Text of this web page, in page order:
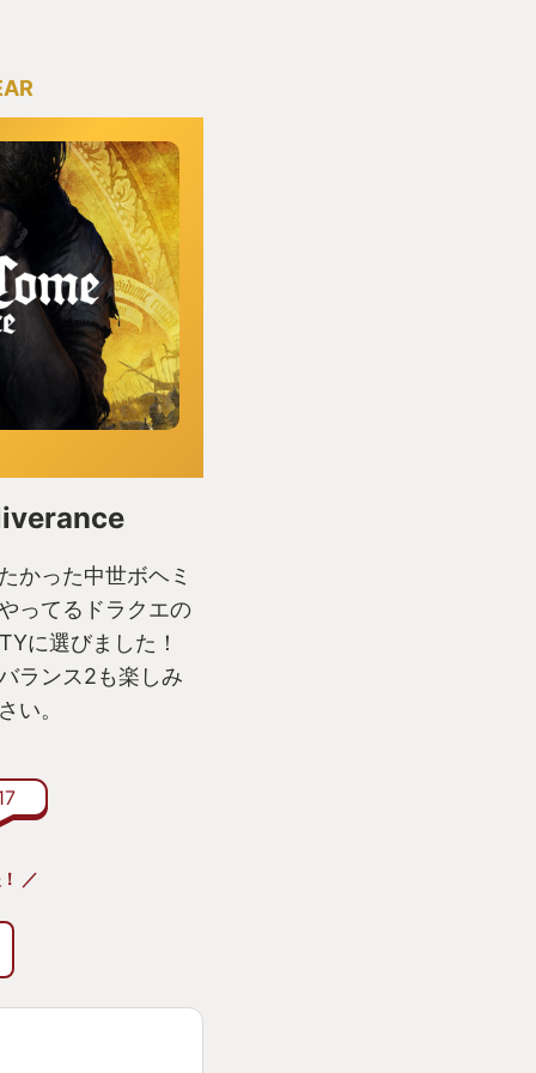
かった中世ボヘミ
ってるドラクエの
に選びました！
ランス2も楽しみ
い。
／